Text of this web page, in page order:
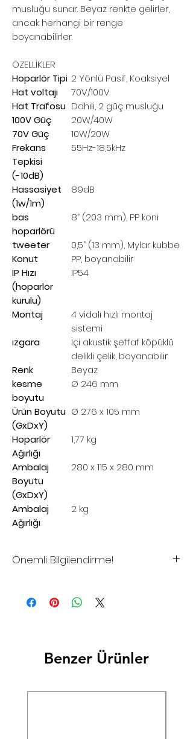
musluğu sunar. Beyaz renkte gelirler,
ancak herhangi bir renge
boyanabilirler.
ÖZELLİKLER
Hoparlör Tipi 2 Yönlü Pasif, Koaksiyel
Hat voltajı
70V/100V
Hat Trafosu Dahili, 2 güç musluğu
100V Güç
20W/40W
70V Güç
10W/20W
Frekans
Tepkisi
(-10dB)
55Hz-18,5kHz
Hassasiyet
(1w/1m)
89dB
bas
hoparlörü
8” (203 mm), PP koni
tweeter
0,5” (13 mm), Mylar kubbe
Konut
PP, boyanabilir
IP Hızı
(hoparlör
kurulu)
IP54
Montaj
4 vidalı hızlı montaj
sistemi
ızgara
İçi akustik şeffaf köpüklü
delikli çelik, boyanabilir
Renk
Beyaz
kesme
boyutu
Ø 246 mm
Ürün Boyutu
(GxDxY)
Ø 276 x 105 mm
Hoparlör
Ağırlığı
1,77 kg
Ambalaj
Boyutu
(GxDxY)
280 x 115 x 280 mm
Ambalaj
Ağırlığı
2 kg
Önemli Bilgilendirme!
edilen satış fiyatlarıdır
ve Proje çözümleriniz için lütfen
*Firmamız yurtiçi ve/veya
Benzer Ürünler